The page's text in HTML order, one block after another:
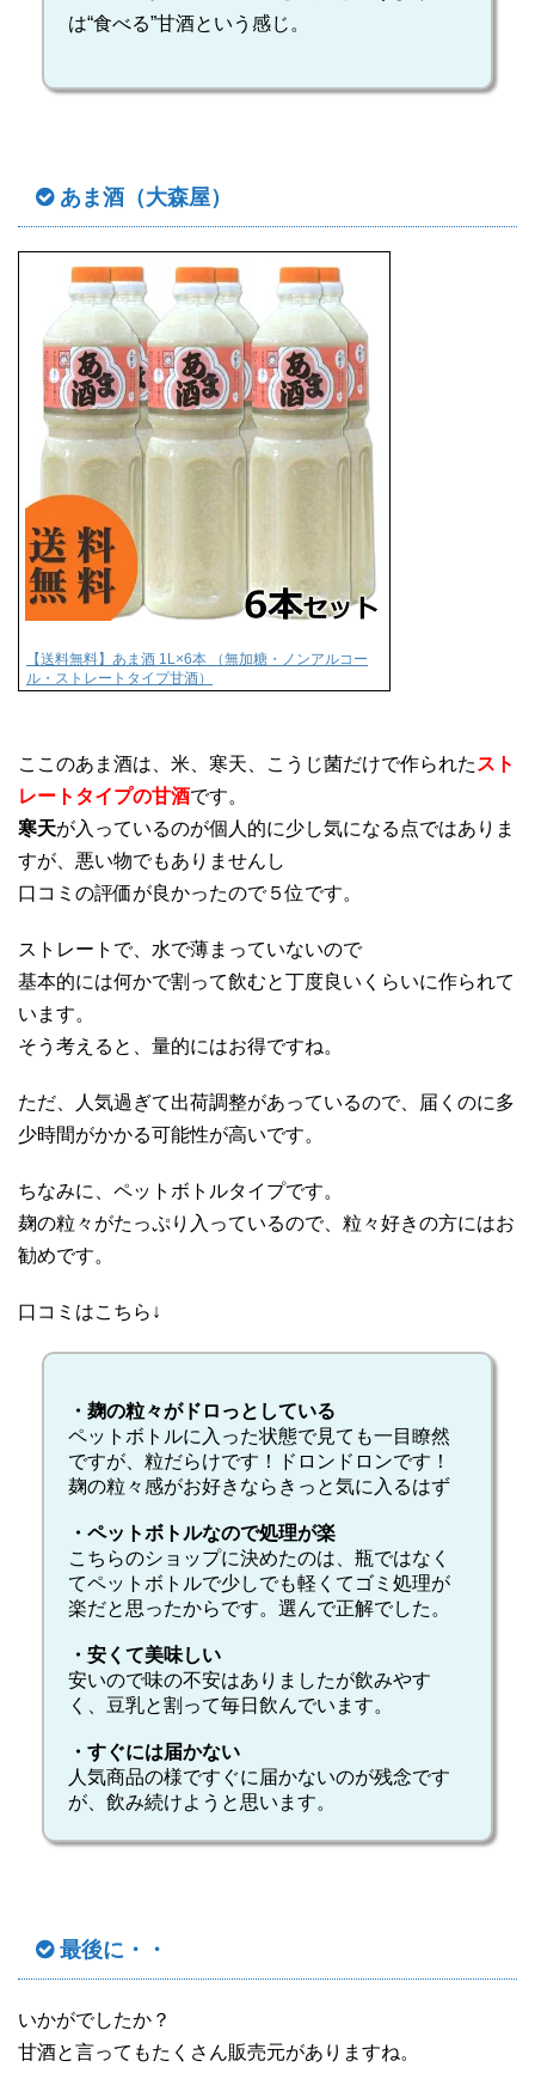
は“食べる”甘酒という感じ。
あま酒（大森屋）
【送料無料】あま酒 1L×6本 （無加糖・ノンアルコー
ル・ストレートタイプ甘酒）
ここのあま酒は、米、寒天、こうじ菌だけで作られた スト
レートタイプの甘酒です。
寒天が入っているのが個人的に少し気になる点ではありま
すが、悪い物でもありませんし
口コミの評価が良かったので５位です。
ストレートで、水で薄まっていないので
基本的には何かで割って飲むと丁度良いくらいに作られて
います。
そう考えると、量的にはお得ですね。
ただ、人気過ぎて出荷調整があっているので、届くのに多
少時間がかかる可能性が高いです。
ちなみに、ペットボトルタイプです。
麹の粒々がたっぷり入っているので、粒々好きの方にはお
勧めです。
口コミはこちら↓
・麹の粒々がドロっとしている
ペットボトルに入った状態で見ても一目瞭然
ですが、粒だらけです！ドロンドロンです！
麹の粒々感がお好きならきっと気に入るはず
・ペットボトルなので処理が楽
こちらのショップに決めたのは、瓶ではなく
てペットボトルで少しでも軽くてゴミ処理が
楽だと思ったからです。選んで正解でした。
・安くて美味しい
安いので味の不安はありましたが飲みやす
く、豆乳と割って毎日飲んでいます。
・すぐには届かない
人気商品の様ですぐに届かないのが残念です
が、飲み続けようと思います。
最後に・・
いかがでしたか？
甘酒と言ってもたくさん販売元がありますね。